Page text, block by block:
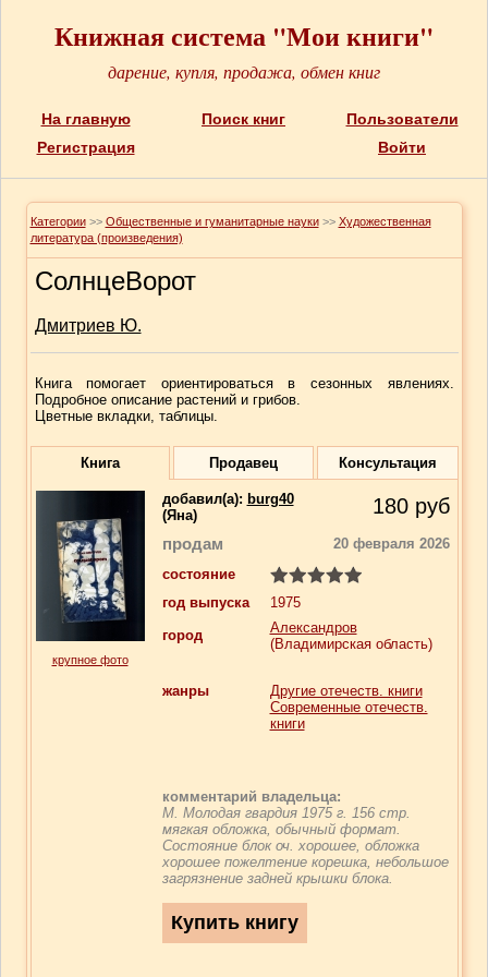
Книжная система "Мои книги"
дарение, купля, продажа, обмен книг
На главную Поиск книг
Пользователи
Регистрация
Войти
Категории >> Общественные и гуманитарные науки >> Художественная
литература (произведения)
СолнцеВорот
Дмитриев Ю.
Книга помогает ориентироваться в сезонных явлениях.
Подробное описание растений и грибов.
Цветные вкладки, таблицы.
Книга Продавец Консультация
крупное фото
добавил(a): burg40
(Яна)
180 руб
продам
20 февраля 2026
состояние
год выпуска
1975
город
Александров
(Владимирская область)
жанры
Другие отечеств. книги
Современные отечеств.
книги
комментарий владельца:
М. Молодая гвардия 1975 г. 156 стр.
мягкая обложка, обычный формат.
Состояние блок оч. хорошее, обложка
хорошее пожелтение корешка, небольшое
загрязнение задней крышки блока.